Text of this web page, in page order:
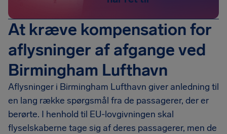
At kræve kompensation for
aflysninger af afgange ved
Birmingham Lufthavn
Aflysninger i Birmingham Lufthavn giver anledning til
en lang række spørgsmål fra de passagerer, der er
berørte. I henhold til EU-lovgivningen skal
flyselskaberne tage sig af deres passagerer, men de